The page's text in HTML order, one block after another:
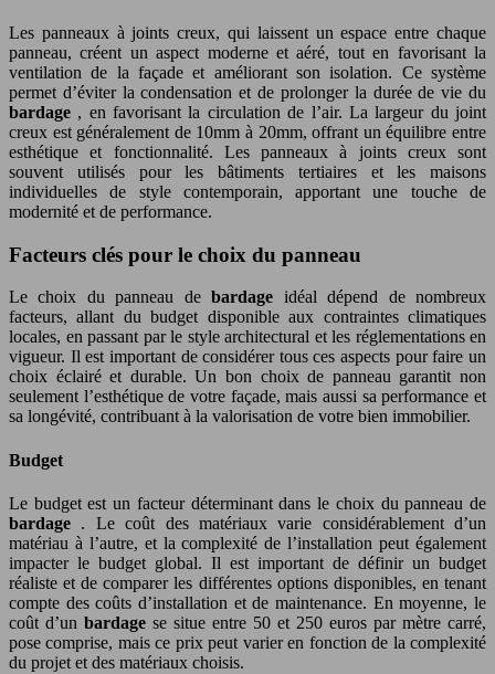
Les panneaux à joints creux, qui laissent un espace entre chaque
panneau, créent un aspect moderne et aéré, tout en favorisant la
ventilation de la façade et améliorant son isolation. Ce système
permet d’éviter la condensation et de prolonger la durée de vie du
bardage , en favorisant la circulation de l’air. La largeur du joint
creux est généralement de 10mm à 20mm, offrant un équilibre entre
esthétique et fonctionnalité. Les panneaux à joints creux sont
souvent utilisés pour les bâtiments tertiaires et les maisons
individuelles de style contemporain, apportant une touche de
modernité et de performance.
Facteurs clés pour le choix du panneau
Le choix du panneau debardage idéal dépend de nombreux
facteurs, allant du budget disponible aux contraintes climatiques
locales, en passant par le style architectural et les réglementations en
vigueur. Il est important de considérer tous ces aspects pour faire un
choix éclairé et durable. Un bon choix de panneau garantit non
seulement l’esthétique de votre façade, mais aussi sa performance et
sa longévité, contribuant à la valorisation de votre bien immobilier.
Budget
Le budget est un facteur déterminant dans le choix du panneau de
bardage . Le coût des matériaux varie considérablement d’un
matériau à l’autre, et la complexité de l’installation peut également
impacter le budget global. Il est important de définir un budget
réaliste et de comparer les différentes options disponibles, en tenant
compte des coûts d’installation et de maintenance. En moyenne, le
coût d’un bardage se situe entre 50 et 250 euros par mètre carré,
pose comprise, mais ce prix peut varier en fonction de la complexité
du projet et des matériaux choisis.